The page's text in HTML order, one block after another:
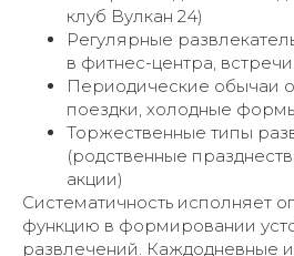
клуб Вулкан 24)
Регулярные
в фитнес-центра,
Периодические обычаи
поездки, холодные
Торжественные типы
(родственные
акции)
Систематичность исполняет
функцию в формировании
развлечений. Каждодневные